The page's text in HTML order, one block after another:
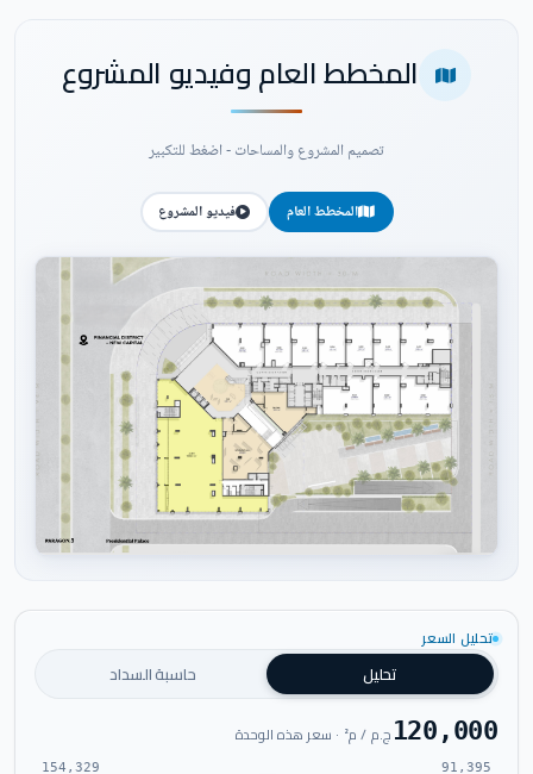
المخطط العام وفيديو المشروع
تصميم المشروع والمساحات - اضغط للتكبير
المخطط العام فيديو المشروع
تحليل السعر
تحليل حاسبة السداد
120,000ج.م / م² · سعر هذه الوحدة
91,395
154,329